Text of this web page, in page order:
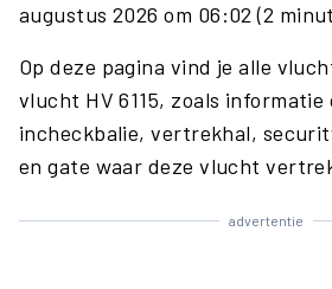
augustus 2026 om 06:02 (2
Op deze pagina vind je alle
vlucht HV 6115, zoals informatie
incheckbalie, vertrekhal,
en gate waar deze vlucht
advertentie